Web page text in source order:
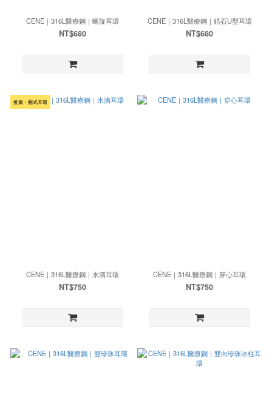
CENE｜316L醫療鋼｜螺旋耳環
NT$680
CENE｜316L醫療鋼｜鋯石U型耳環
NT$680
推薦・圈式耳環
CENE｜316L醫療鋼｜水滴耳環
NT$750
CENE｜316L醫療鋼｜穿心耳環
NT$750